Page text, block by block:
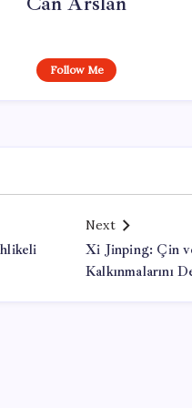
Follow Me
Next
Xi Jinping: Çin
Kalkınmalarını